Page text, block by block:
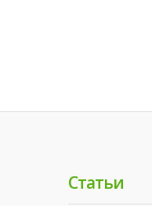
Статьи